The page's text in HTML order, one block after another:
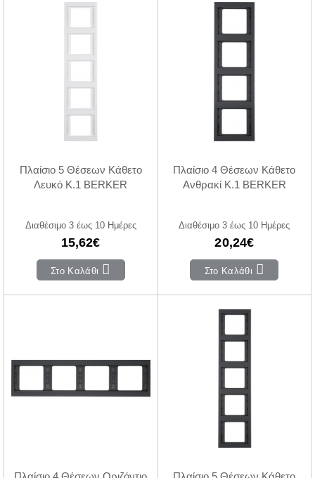
Πλαίσιο 5 Θέσεων Κάθετο
Λευκό K.1 BERKER
Διαθέσιμο 3 έως 10 Ημέρες
15,62€
Στο Καλάθι
Πλαίσιο 4 Θέσεων Κάθετο
Ανθρακί K.1 BERKER
Διαθέσιμο 3 έως 10 Ημέρες
20,24€
Στο Καλάθι